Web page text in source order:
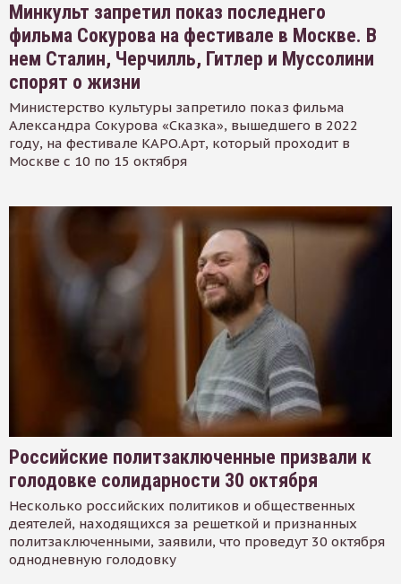
Минкульт запретил показ последнего
фильма Сокурова на фестивале в Москве. В
нем Сталин, Черчилль, Гитлер и Муссолини
спорят о жизни
Министерство культуры запретило показ фильма
Александра Сокурова «Сказка», вышедшего в 2022
году, на фестивале КАРО.Арт, который проходит в
Москве с 10 по 15 октября
Российские политзаключенные призвали к
голодовке солидарности 30 октября
Несколько российских политиков и общественных
деятелей, находящихся за решеткой и признанных
политзаключенными, заявили, что проведут 30 октября
однодневную голодовку